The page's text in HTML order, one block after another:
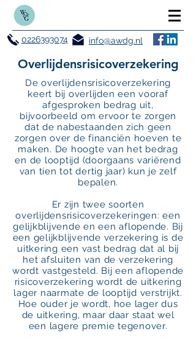
0226393074 info@awdg.nl
Overlijdensrisicoverzekering
De overlijdensrisicoverzekering
keert bij overlijden een vooraf
afgesproken bedrag uit,
bijvoorbeeld om ervoor te zorgen
dat de nabestaanden zich geen
zorgen over de financiën hoeven te
maken. De hoogte van het bedrag
en de looptijd (doorgaans variërend
van tien tot dertig jaar) kun je zelf
bepalen.
Er zijn twee soorten
overlijdensrisicoverzekeringen: een
gelijkblijvende en een aflopende. Bij
een gelijkblijvende verzekering is de
uitkering een vast bedrag dat al bij
het afsluiten van de verzekering
wordt vastgesteld. Bij een aflopende
risicoverzekering wordt de uitkering
lager naarmate de looptijd verstrijkt.
Hoe ouder je wordt, hoe lager dus
de uitkering, maar daar staat wel
een lagere premie tegenover.